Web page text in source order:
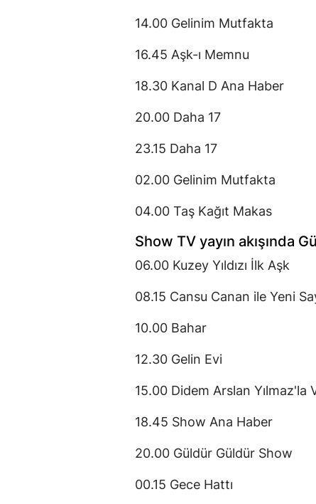
14.00 Gelinim Mutfakta
16.45 Aşk-ı Memnu
18.30 Kanal D Ana Haber
20.00 Daha 17
23.15 Daha 17
02.00 Gelinim Mutfakta
04.00 Taş Kağıt Makas
Show TV yayın akışında
06.00 Kuzey Yıldızı İlk Aşk
08.15 Cansu Canan ile Yeni
10.00 Bahar
12.30 Gelin Evi
15.00 Didem Arslan Yılmaz'la
18.45 Show Ana Haber
20.00 Güldür Güldür Show
00.15 Gece Hattı